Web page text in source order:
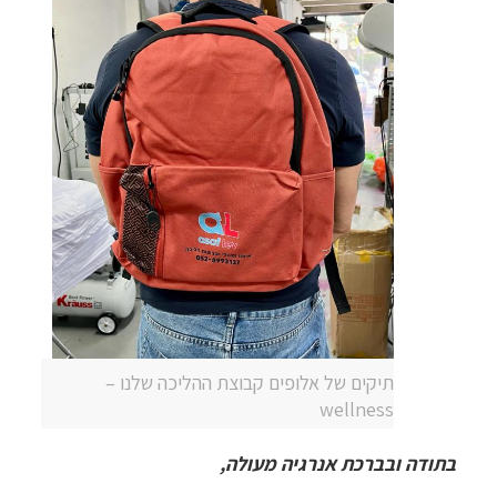
תיקים של אלופים קבוצת ההליכה שלנו –
wellness
בתודה ובברכת אנרגיה מעולה,